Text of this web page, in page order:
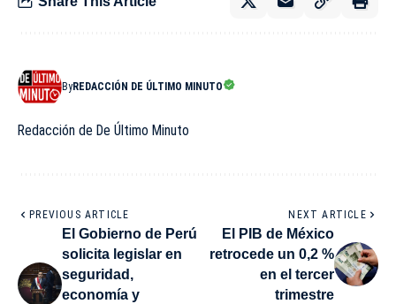
ByREDACCIÓN DE ÚLTIMO MINUTO
Redacción de De Último Minuto
PREVIOUS ARTICLE
El Gobierno de Perú
solicita legislar en
seguridad,
economía y
NEXT ARTICLE
El PIB de México
retrocede un 0,2 %
en el tercer
trimestre